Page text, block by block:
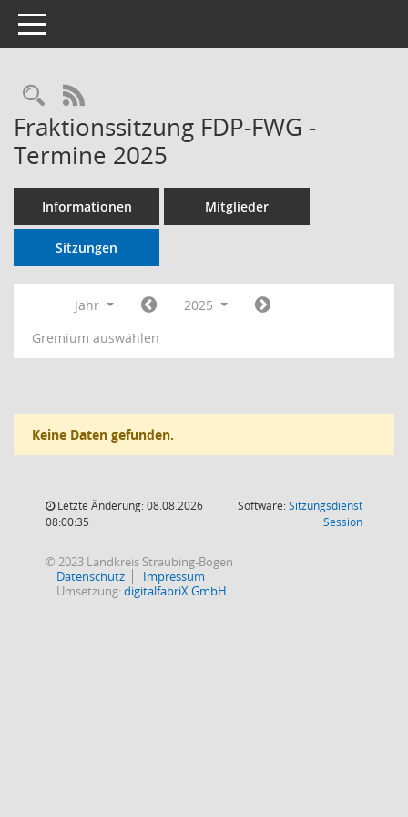
Toggle navigation
RSS-Feed
Fraktionssitzung FDP-FWG -
Termine 2025
Informationen Mitglieder
Sitzungen
Jahr
2025
Gremium auswählen
Keine Daten gefunden.
Letzte Änderung: 08.08.2026
08:00:35
Software:Sitzungsdienst
Session(Wird in
© 2023 Landkreis Straubing-Bogen
Datenschutz
Impressum
Umsetzung:digitalfabriX GmbH